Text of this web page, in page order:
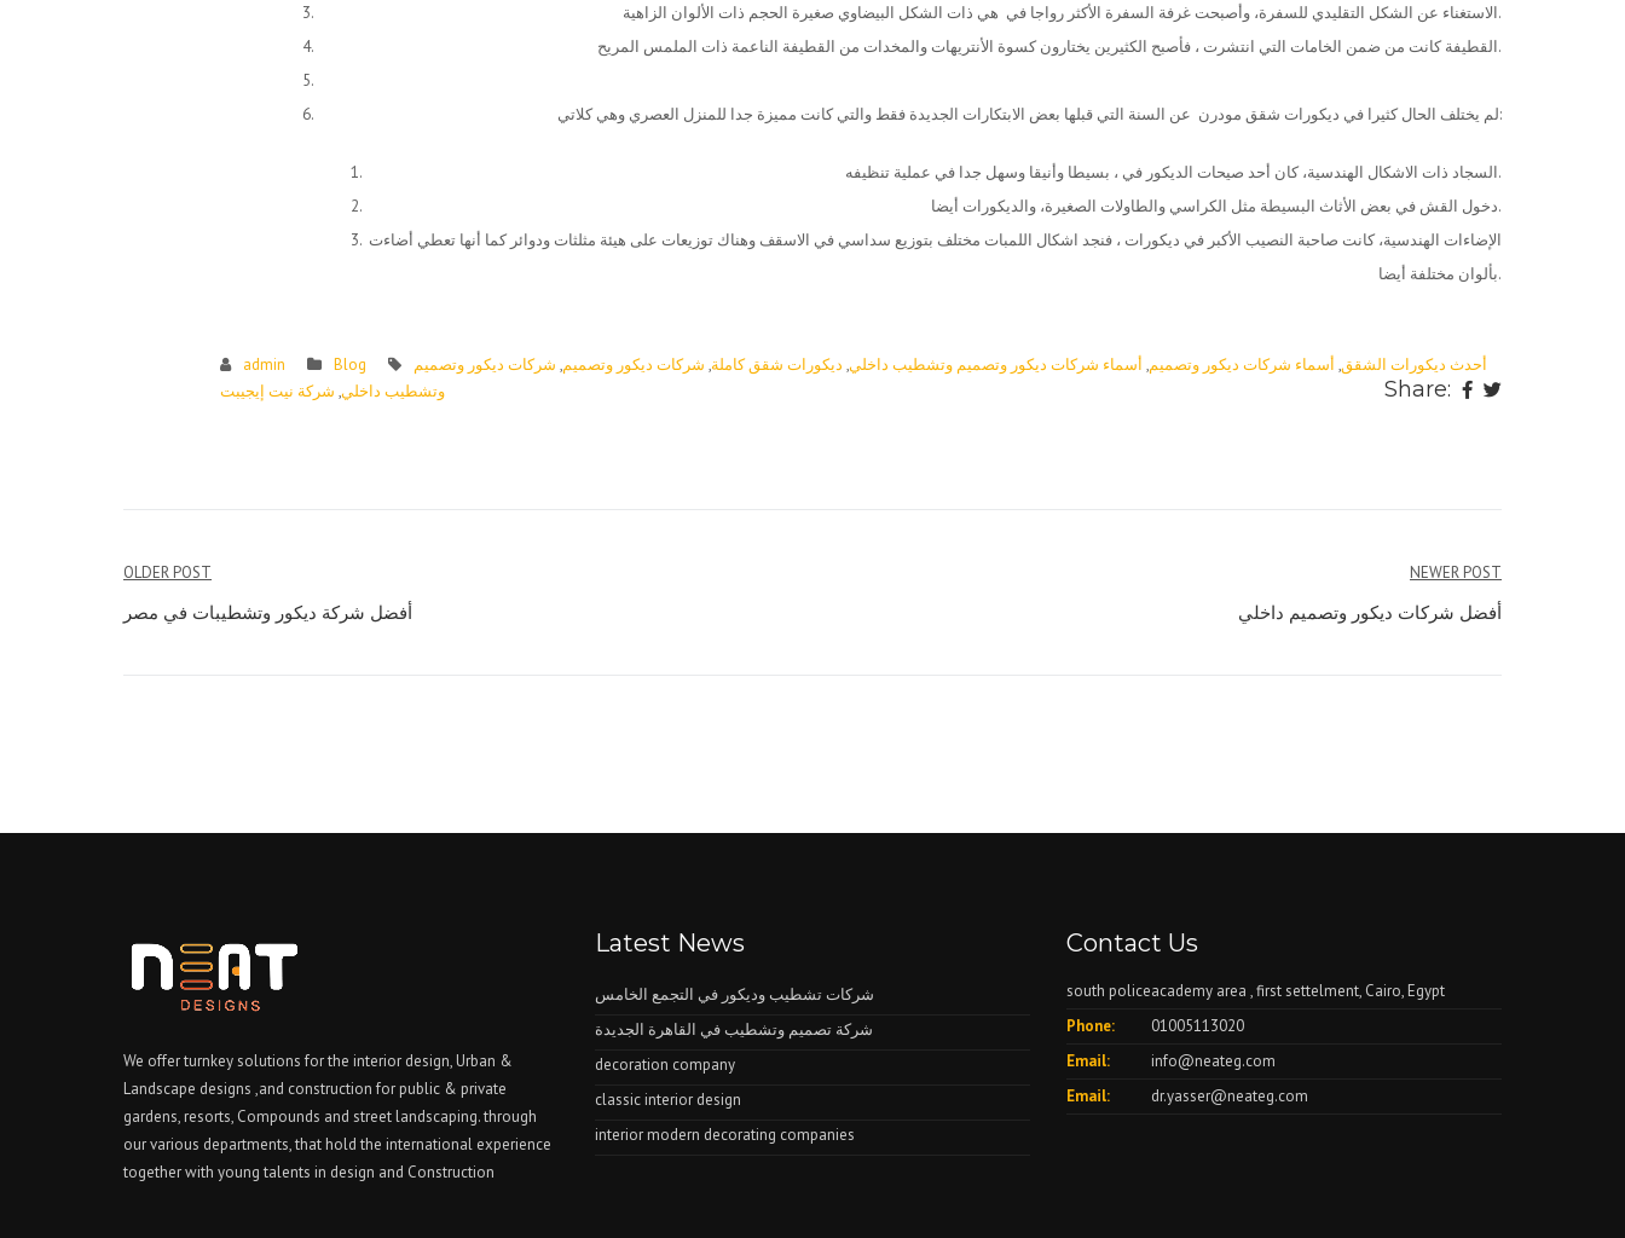
الاستغناء عن الشكل التقليدي للسفرة، وأصبحت غرفة السفرة الأكثر رواجا في هي ذات الشكل البيضاوي صغيرة الحجم ذات الألوان الزاهية.
القطيفة كانت من ضمن الخامات التي انتشرت ، فأصبح الكثيرين يختارون كسوة الأنتريهات والمخدات من القطيفة الناعمة ذات الملمس المريح.
لم يختلف الحال كثيرا في ديكورات شقق مودرن عن السنة التي قبلها بعض الابتكارات الجديدة فقط والتي كانت مميزة جدا للمنزل العصري وهي كلاتي:
السجاد ذات الاشكال الهندسية، كان أحد صيحات الديكور في ، بسيطا وأنيقا وسهل جدا في عملية تنظيفه.
دخول القش في بعض الأثاث البسيطة مثل الكراسي والطاولات الصغيرة، والديكورات أيضا.
الإضاءات الهندسية، كانت صاحبة النصيب الأكبر في ديكورات ، فنجد اشكال اللمبات مختلف بتوزيع سداسي في الاسقف وهناك توزيعات على هيئة مثلثات ودوائر كما أنها تعطي أضاءت
بألوان مختلفة أيضا.
admin Blog أحدث ديكورات الشقق, أسماء شركات ديكور وتصميم, أسماء شركات ديكور وتصميم وتشطيب داخلي, ديكورات شقق كاملة, شركات ديكور وتصميم, شركات ديكور وتصميم
وتشطيب داخلي, شركة نيت إيجيبت Share:
Post
navigation
OLDER POST
أفضل شركة ديكور وتشطيبات في مصر
NEWER POST
أفضل شركات ديكور وتصميم داخلي
We offer turnkey solutions for the interior design, Urban &
Landscape designs ,and construction for public & private
gardens, resorts, Compounds and street landscaping. through
our various departments, that hold the international experience
together with young talents in design and Construction
Latest News
شركات تشطيب وديكور في التجمع الخامس
شركة تصميم وتشطيب في القاهرة الجديدة
decoration company
classic interior design
interior modern decorating companies
Contact Us
south policeacademy area , first settelment, Cairo, Egypt
Phone:
01005113020
Email:
info@neateg.com
Email:
dr.yasser@neateg.com